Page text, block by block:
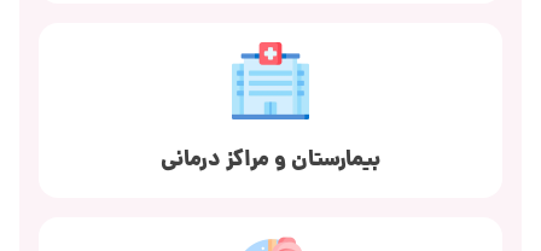
بیمارستان و مراکز درمانی